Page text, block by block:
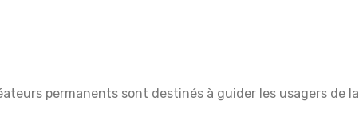
permanents sont destinés à guider les usagers de la